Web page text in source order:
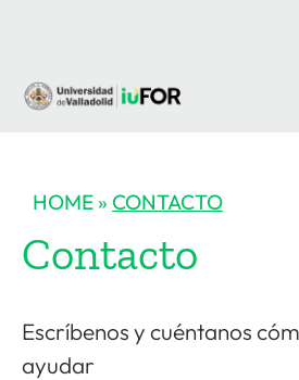
contenido
HOME » CONTACTO
Contacto
Escríbenos y cuéntanos
ayudar